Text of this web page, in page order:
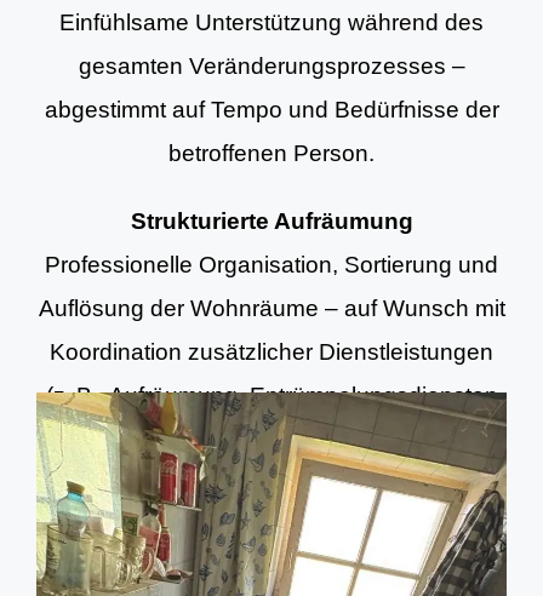
Einfühlsame Unterstützung während des
gesamten Veränderungsprozesses –
abgestimmt auf Tempo und Bedürfnisse der
betroffenen Person.
Strukturierte Aufräumung
Professionelle Organisation, Sortierung und
Auflösung der Wohnräume – auf Wunsch mit
Koordination zusätzlicher Dienstleistungen
(z. B. Aufräumung, Entrümpelungsdiensten
und Grundreinigung).